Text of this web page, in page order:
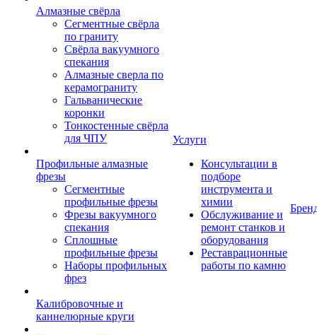
Алмазные свёрла
Сегментные свёрла
по граниту
Свёрла вакуумного
спекания
Алмазные сверла по
керамограниту
Гальванические
коронки
Тонкостенные свёрла
для ЧПУ
Профильные алмазные
фрезы
Сегментные
профильные фрезы
Фрезы вакуумного
спекания
Сплошные
профильные фрезы
Наборы профильных
фрез
Калибровочные и
каннелюрные круги
Услуги
Консультации в
подборе
инструмента и
химии
Обслуживание и
ремонт станков и
оборудования
Реставрационные
работы по камню